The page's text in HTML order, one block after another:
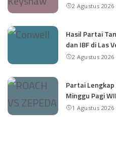
2 Agustus
Hasil Partai
dan IBF di Las
2 Agustus
Partai Lengkap
Minggu Pagi
1 Agustus